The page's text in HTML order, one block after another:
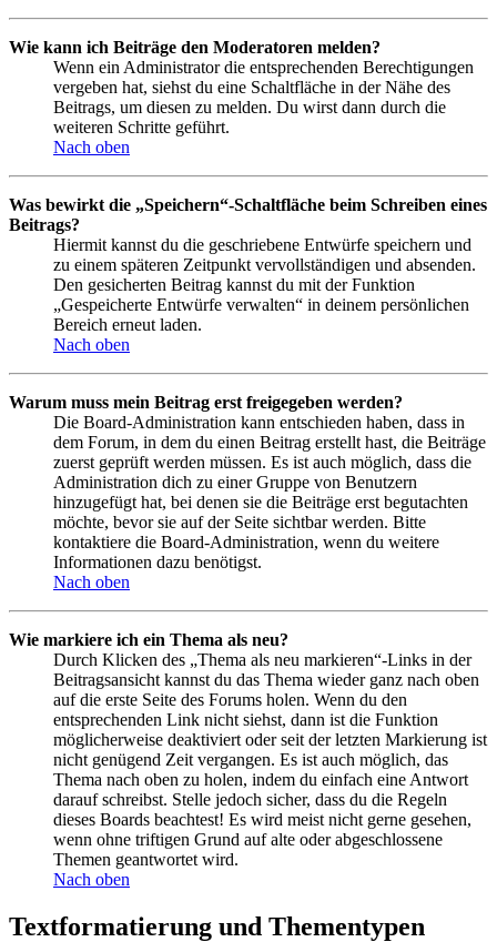
Wie kann ich Beiträge den Moderatoren melden?
Wenn ein Administrator die entsprechenden Berechtigungen
vergeben hat, siehst du eine Schaltfläche in der Nähe des
Beitrags, um diesen zu melden. Du wirst dann durch die
weiteren Schritte geführt.
Nach oben
Was bewirkt die „Speichern“-Schaltfläche beim Schreiben eines
Beitrags?
Hiermit kannst du die geschriebene Entwürfe speichern und
zu einem späteren Zeitpunkt vervollständigen und absenden.
Den gesicherten Beitrag kannst du mit der Funktion
„Gespeicherte Entwürfe verwalten“ in deinem persönlichen
Bereich erneut laden.
Nach oben
Warum muss mein Beitrag erst freigegeben werden?
Die Board-Administration kann entschieden haben, dass in
dem Forum, in dem du einen Beitrag erstellt hast, die Beiträge
zuerst geprüft werden müssen. Es ist auch möglich, dass die
Administration dich zu einer Gruppe von Benutzern
hinzugefügt hat, bei denen sie die Beiträge erst begutachten
möchte, bevor sie auf der Seite sichtbar werden. Bitte
kontaktiere die Board-Administration, wenn du weitere
Informationen dazu benötigst.
Nach oben
Wie markiere ich ein Thema als neu?
Durch Klicken des „Thema als neu markieren“-Links in der
Beitragsansicht kannst du das Thema wieder ganz nach oben
auf die erste Seite des Forums holen. Wenn du den
entsprechenden Link nicht siehst, dann ist die Funktion
möglicherweise deaktiviert oder seit der letzten Markierung ist
nicht genügend Zeit vergangen. Es ist auch möglich, das
Thema nach oben zu holen, indem du einfach eine Antwort
darauf schreibst. Stelle jedoch sicher, dass du die Regeln
dieses Boards beachtest! Es wird meist nicht gerne gesehen,
wenn ohne triftigen Grund auf alte oder abgeschlossene
Themen geantwortet wird.
Nach oben
Textformatierung und Thementypen